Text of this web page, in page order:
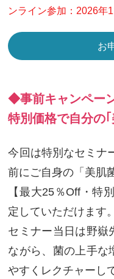
ンライン参加：2026年
お
◆事前キャンペー
特別価格で自分の｢
今回は特別なセミナ
前にご自身の「美肌
【最大25％Off・特
定していただけます。
セミナー当日は野嶽
ながら、菌の上手な
やすくレクチャーし